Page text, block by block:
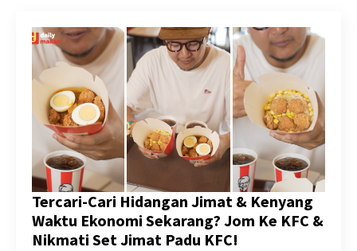
Tercari-Cari Hidangan Jimat & Kenyang
Waktu Ekonomi Sekarang? Jom Ke KFC &
Nikmati Set Jimat Padu KFC!